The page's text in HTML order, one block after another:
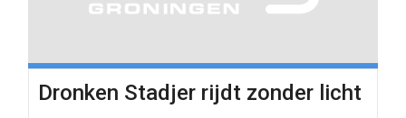
Dronken Stadjer rijdt zonder licht